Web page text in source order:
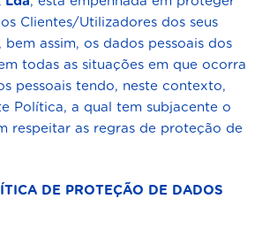
Clientes/Utilizadores dos seus
assim, os dados pessoais dos
todas as situações em que ocorra
pessoais tendo, neste contexto,
Política, a qual tem subjacente o
respeitar as regras de proteção de
DE PROTEÇÃO DE DADOS